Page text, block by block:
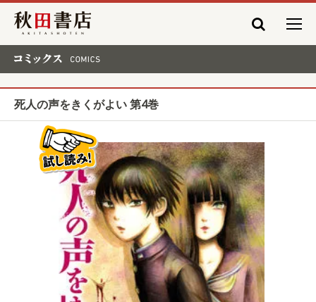
秋田書店
死人の声をきくがよい 第4巻